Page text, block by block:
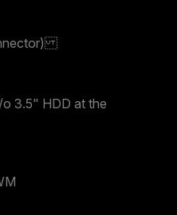
o 3.5" HDD at the